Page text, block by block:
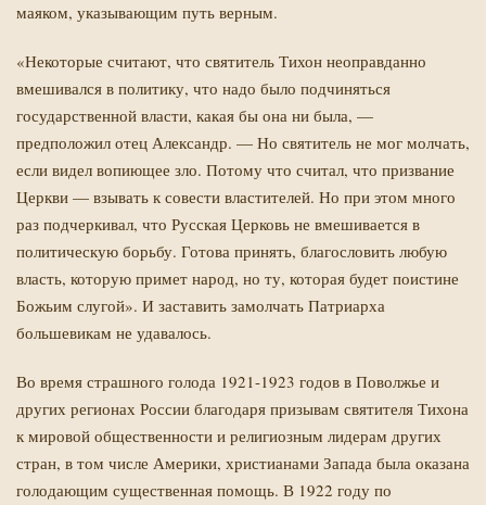
маяком, указывающим путь верным.
«Некоторые считают, что святитель Тихон неоправданно
вмешивался в политику, что надо было подчиняться
государственной власти, какая бы она ни была, —
предположил отец Александр. — Но святитель не мог молчать,
если видел вопиющее зло. Потому что считал, что призвание
Церкви — взывать к совести властителей. Но при этом много
раз подчеркивал, что Русская Церковь не вмешивается в
политическую борьбу. Готова принять, благословить любую
власть, которую примет народ, но ту, которая будет поистине
Божьим слугой». И заставить замолчать Патриарха
большевикам не удавалось.
Во время страшного голода 1921-1923 годов в Поволжье и
других регионах России благодаря призывам святителя Тихона
к мировой общественности и религиозным лидерам других
стран, в том числе Америки, христианами Запада была оказана
голодающим существенная помощь. В 1922 году по